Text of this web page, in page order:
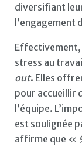
diversifiant
l’engagement
Effectivement,
stress au
out. Elles
pour accueillir
l’équipe.
est soulignée
affirme que «